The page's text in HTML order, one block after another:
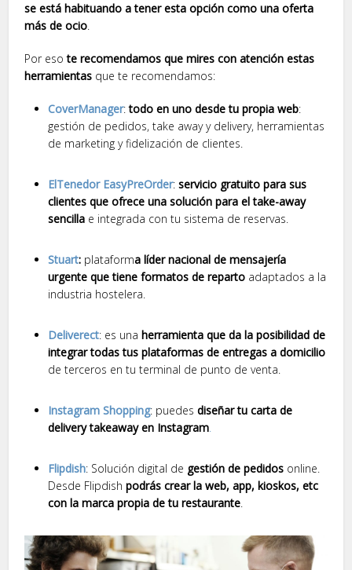
se está habituando a tener esta opción como una oferta
más de ocio.
Por esote recomendamos que mires con atención estas
herramientas que te recomendamos:
CoverManager:todo en uno desde tu propia web:
gestión de pedidos, take away y delivery, herramientas
de marketing y fidelización de clientes.
ElTenedor EasyPreOrder: servicio gratuito para sus
clientes que ofrece una solución para el take-away
sencilla e integrada con tu sistema de reservas.
Stuart: plataforma líder nacional de mensajería
urgente que tiene formatos de reparto adaptados a la
industria hostelera.
Deliverect: es una herramienta que da la posibilidad de
integrar todas tus plataformas de entregas a domicilio
de terceros en tu terminal de punto de venta.
Instagram Shopping: puedesdiseñar tu carta de
delivery takeaway en Instagram.
Flipdish: Solución digital de gestión de pedidos online.
Desde Flipdishpodrás crear la web, app, kioskos, etc
con la marca propia de tu restaurante.